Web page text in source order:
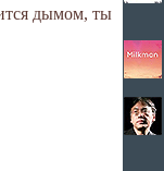
дымом, ты